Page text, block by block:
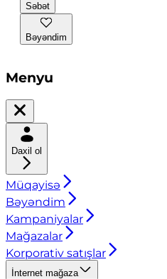
Səbət
Bəyəndim
Menyu
Daxil ol
Müqayisə
Bəyəndim
Kampaniyalar
Mağazalar
Korporativ satışlar
İnternet mağaza